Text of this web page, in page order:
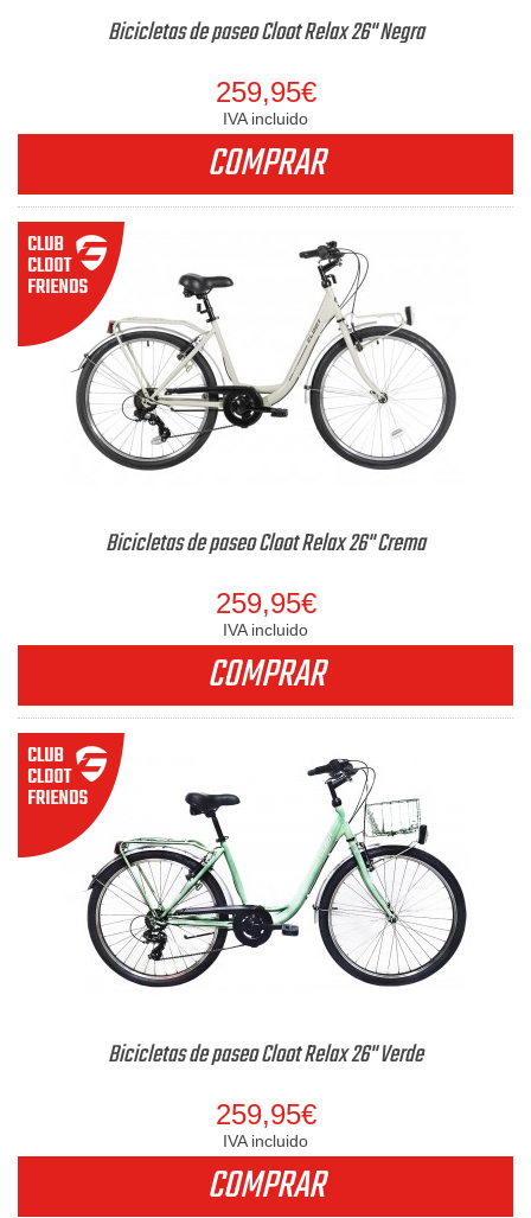
Bicicletas de paseo Cloot Relax 26" Negra
259,95€
IVA incluido
COMPRAR
Bicicletas de paseo Cloot Relax 26" Crema
259,95€
IVA incluido
COMPRAR
Bicicletas de paseo Cloot Relax 26" Verde
259,95€
IVA incluido
COMPRAR